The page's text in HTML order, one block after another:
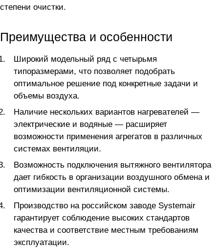
степени очистки.
Преимущества и особенности
Широкий модельный ряд с четырьмя
типоразмерами, что позволяет подобрать
оптимальное решение под конкретные задачи и
объемы воздуха.
Наличие нескольких вариантов нагревателей —
электрические и водяные — расширяет
возможности применения агрегатов в различных
системах вентиляции.
Возможность подключения вытяжного вентилятора
дает гибкость в организации воздушного обмена и
оптимизации вентиляционной системы.
Производство на российском заводе Systemair
гарантирует соблюдение высоких стандартов
качества и соответствие местным требованиям
эксплуатации.